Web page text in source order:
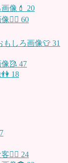
像💄 20
👱‍♀️ 60
もしろ画像👕 31
🥻 47
18
🤦‍♀️ 24